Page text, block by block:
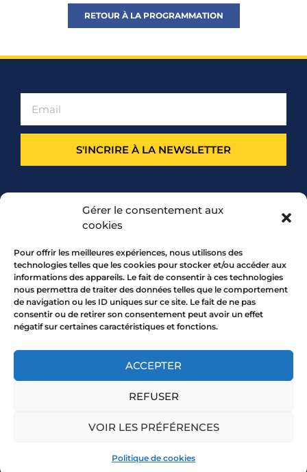
Gérer le consentement aux
cookies
Pour offrir les meilleures expériences, nous utilisons des
technologies telles que les cookies pour stocker et/ou accéder aux
informations des appareils. Le fait de consentir à ces technologies
nous permettra de traiter des données telles que le comportement
de navigation ou les ID uniques sur ce site. Le fait de ne pas
consentir ou de retirer son consentement peut avoir un effet
négatif sur certaines caractéristiques et fonctions.
ACCEPTER
REFUSER
VOIR LES PRÉFÉRENCES
Politique de cookies
RETOUR À LA PROGRAMMATION
S'INCRIRE À LA NEWSLETTER